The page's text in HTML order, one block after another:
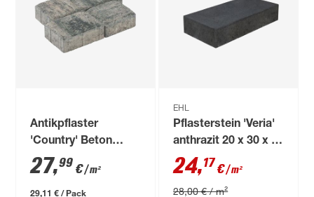
Antikpflaster
'Country' Beton
quarzit 121 x 83 x 6
cm
27,99 €/ m²
29,11 € / Pack
EHL
Pflasterstein 'Veria'
anthrazit 20 x 30 x 8
cm
24,17€/ m²
28,00 € / m²